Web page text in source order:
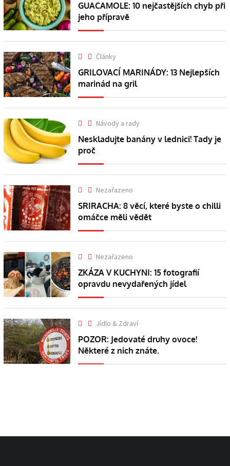
GUACAMOLE: 10 nejčastějších chyb při
jeho přípravě
Články
GRILOVACÍ MARINÁDY: 13 Nejlepších
marinád na gril
Návody a rady
Neskladujte banány v lednici! Tady je
proč
Nezařazeno
SRIRACHA: 8 věcí, které byste o chilli
omáčce měli vědět
Nezařazeno
ZKÁZA V KUCHYNI: 15 fotografií
opravdu nevydařených jídel
Jídlo & Zdraví
POZOR: Jedovaté druhy ovoce!
Některé z nich znáte.